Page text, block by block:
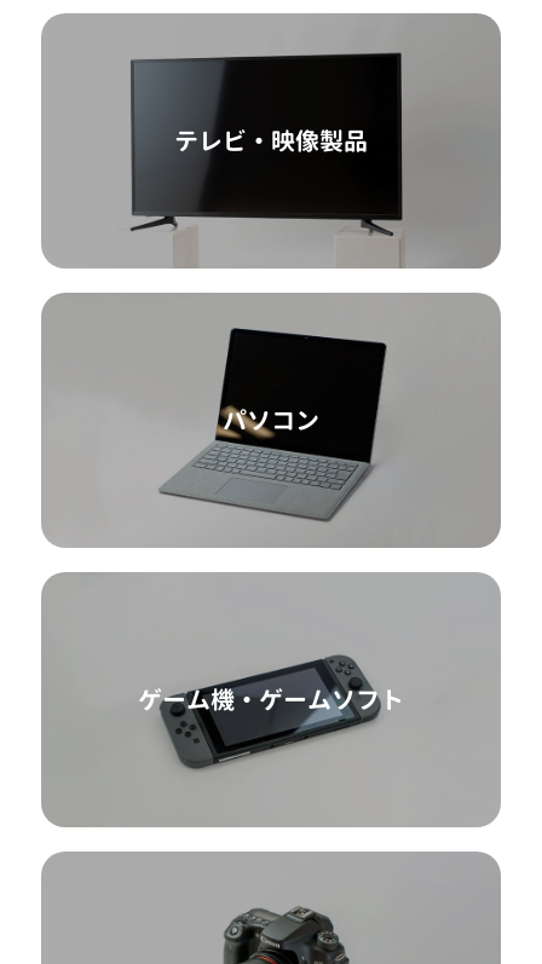
テレビ・映像製品
パソコン
ゲーム機・ゲームソフト